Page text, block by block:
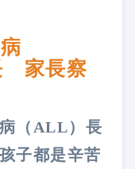
家長察
（ALL）長
子都是辛苦